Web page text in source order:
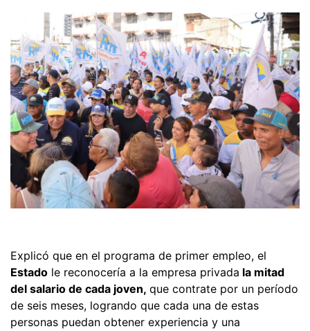
Explicó que en el programa de primer empleo, el
Estado le reconocería a la empresa privada la mitad
del salario de cada joven, que contrate por un período
de seis meses, logrando que cada una de estas
personas puedan obtener experiencia y una